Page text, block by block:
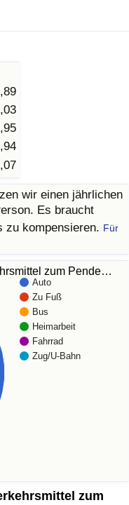
wir einen jährlichen
Es braucht
zu kompensieren. Für
zum Pende…
Auto
Zu Fuß
Bus
Heimarbeit
Fahrrad
Zug/U-Bahn
zum
Land
Land